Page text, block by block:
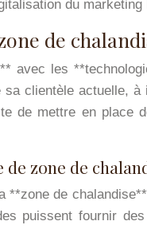
du
de
avec les
clientèle actuelle,
de mettre en
zone de
**zone de
puissent fournir